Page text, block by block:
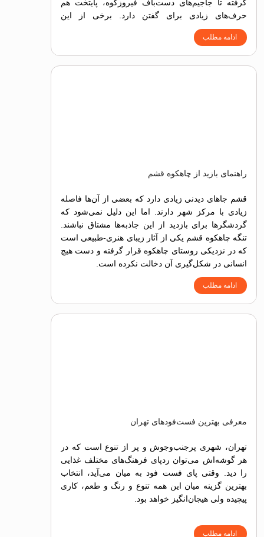
گرفته تا جاجیم‌های دست‌باف فیروزکوه، پایتخت هم
حرف‌های زیادی برای گفتن دارد. برخی از این
سوغاتی‌ها در دل طبیعت اطراف تهران ریشه دارند،
برخی دیگر در بازارهای سنتی و تاریخی آن زنده
مانده‌اند.
ادامه مطلب
راهنمای بازید از چاهکوه قشم
قشم جاهای دیدنی زیادی دارد که بعضی از آن‌ها فاصله
زیادی با مرکز شهر دارند. اما این دلیل نمی‌شود که
گردشگرها برای بازدید از این جاذبه‌ها مشتاق نباشند.
تنگه چاهکوه قشم یکی از آثار زیبای هنری-طبیعی است
که در نزدیکی روستای چاهکوه قرار گرفته و دست هیچ
انسانی در شکل‌گیری آن دخالت نکرده است.
ادامه مطلب
معرفی بهترین فست‌فودهای تهران
تهران، شهری پرجنب‌وجوش و پر از تنوع است که در
هر گوشه‌اش می‌توان ردپای فرهنگ‌های مختلف غذایی
را دید. وقتی پای فست فود به میان می‌آید، انتخاب
بهترین گزینه میان این همه تنوع و رنگ و طعم، کاری
پیچیده ولی هیجان‌انگیز خواهد بود.
ادامه مطلب